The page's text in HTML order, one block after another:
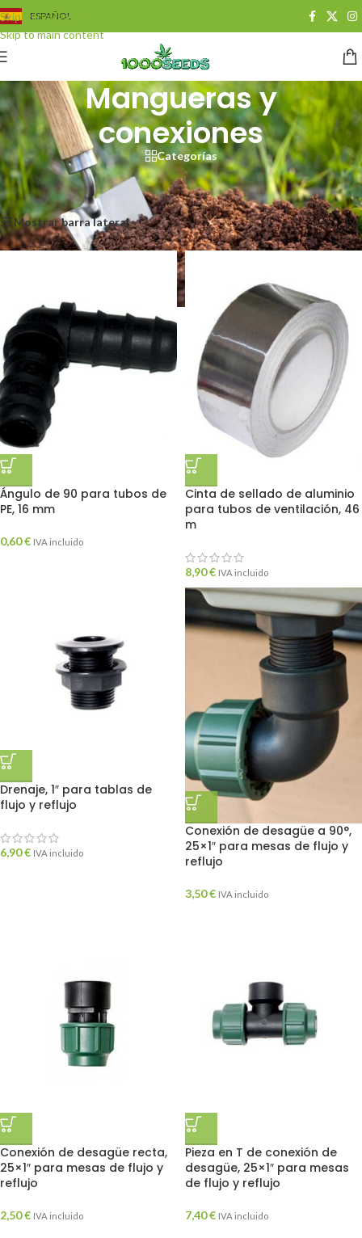
Skip to navigation
Skip to main content
ESPAÑOL
Mangueras y
conexiones
Categorías
Start/Growshop/Hydroponik/Hydro Zubehör/Schläuche & Anschlüsse
Se muestran los resultados 1 - 20 de 31
Mostrar barra lateral
Ángulo de 90 para tubos de
PE, 16 mm
0,60€ IVA incluido
Cinta de sellado de aluminio
para tubos de ventilación, 46
m
8,90€ IVA incluido
Drenaje, 1″ para tablas de
flujo y reflujo
6,90€ IVA incluido
Conexión de desagüe a 90°,
25×1″ para mesas de flujo y
reflujo
3,50€ IVA incluido
Conexión de desagüe recta,
25×1″ para mesas de flujo y
reflujo
2,50€ IVA incluido
Pieza en T de conexión de
desagüe, 25×1″ para mesas
de flujo y reflujo
7,40€ IVA incluido